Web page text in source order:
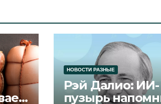
НОВОСТИ РАЗНЫЕ
Рэй Далио: ИИ-
пузырь